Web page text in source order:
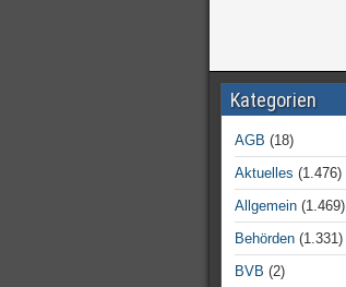
Kategorien
AGB (18)
Aktuelles (1.476)
Allgemein (1.469)
Behörden (1.331)
BVB (2)